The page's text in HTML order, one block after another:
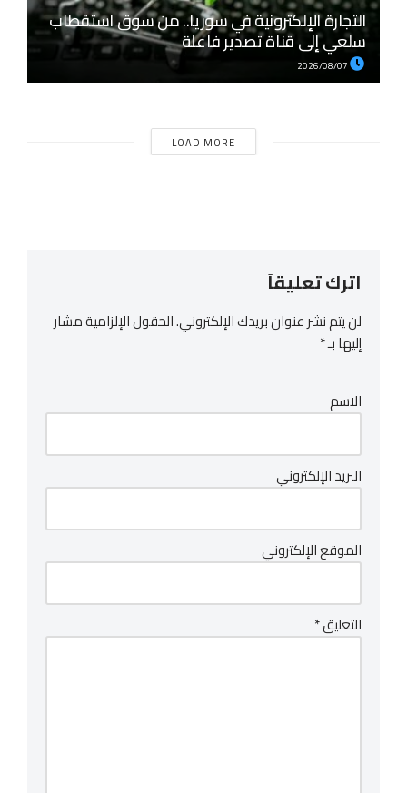
التجارة الإلكترونية في سوريا.. من سوق استقطاب
سلعي إلى قناة تصدير فاعلة
LOAD MORE
اترك تعليقاً
لن يتم نشر عنوان بريدك الإلكتروني.الحقول الإلزامية مشار
إليها بـ*
الاسم
البريد الإلكتروني
الموقع الإلكتروني
التعليق*